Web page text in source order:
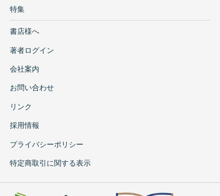
特集
書店様へ
著者ログイン
会社案内
お問い合わせ
リンク
採用情報
プライバシーポリシー
特定商取引に関する表示